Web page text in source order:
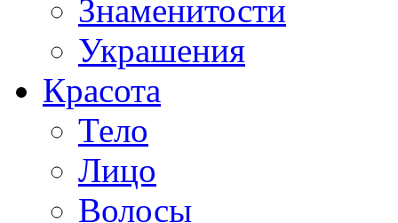
Знаменитости
Украшения
Красота
Тело
Лицо
Волосы